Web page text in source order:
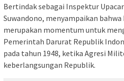
Bertindak sebagai Inspektur
Suwandono, menyampaikan bahwa
merupakan momentum untuk
Pemerintah Darurat Republik
pada tahun 1948, ketika Agresi
keberlangsungan Republik.